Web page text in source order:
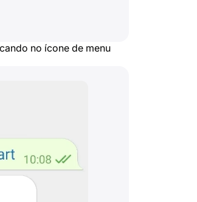
no ícone de menu